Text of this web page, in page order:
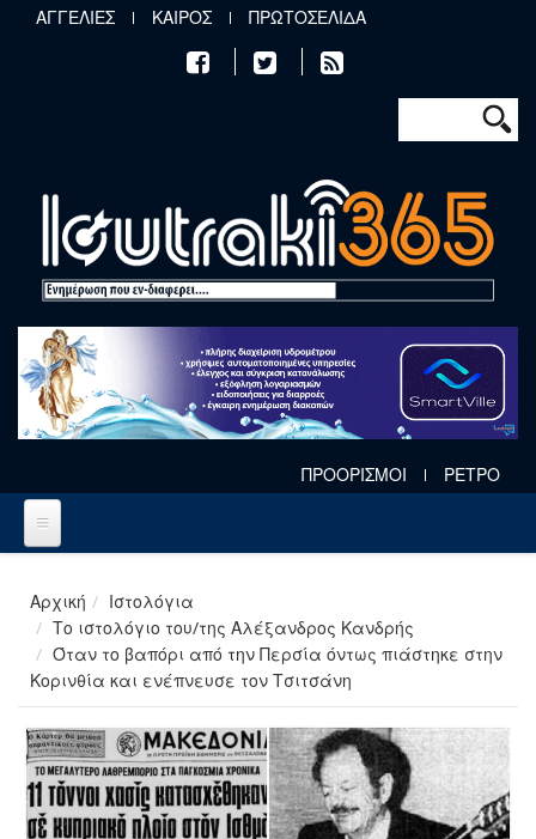
Παράκαμψη προς το κυρίως περιεχόμενο
ΑΓΓΕΛΙΕΣ ΚΑΙΡΟΣ ΠΡΩΤΟΣΕΛΙΔΑ
Φόρμα
Αναζήτηση
ΠΡΟΟΡΙΣΜΟΙ ΡΕΤΡΟ
Αρχική
Ιστολόγια
Το ιστολόγιο του/της Αλέξανδρος Κανδρής
Όταν το βαπόρι από την Περσία όντως πιάστηκε στην
Κορινθία και ενέπνευσε τον Τσιτσάνη